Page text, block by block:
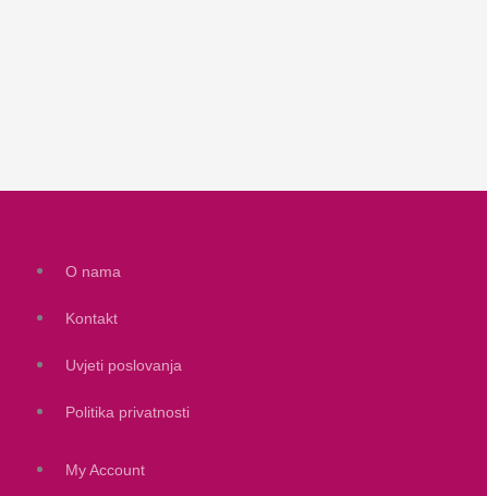
O nama
Kontakt
Uvjeti poslovanja
Politika privatnosti
My Account